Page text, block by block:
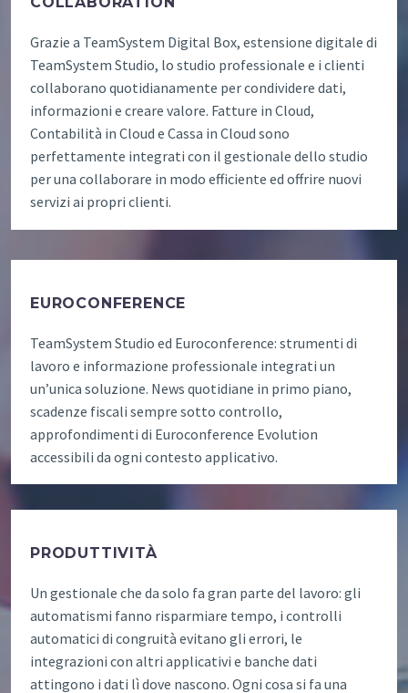
Grazie a TeamSystem Digital Box, estensione digitale di
TeamSystem Studio, lo studio professionale e i clienti
collaborano quotidianamente per condividere dati,
informazioni e creare valore. Fatture in Cloud,
Contabilità in Cloud e Cassa in Cloud sono
perfettamente integrati con il gestionale dello studio
per una collaborare in modo efficiente ed offrire nuovi
servizi ai propri clienti.
EUROCONFERENCE
TeamSystem Studio ed Euroconference: strumenti di
lavoro e informazione professionale integrati un
un’unica soluzione. News quotidiane in primo piano,
scadenze fiscali sempre sotto controllo,
approfondimenti di Euroconference Evolution
accessibili da ogni contesto applicativo.
PRODUTTIVITÀ
Un gestionale che da solo fa gran parte del lavoro: gli
automatismi fanno risparmiare tempo, i controlli
automatici di congruità evitano gli errori, le
integrazioni con altri applicativi e banche dati
attingono i dati lì dove nascono. Ogni cosa si fa una